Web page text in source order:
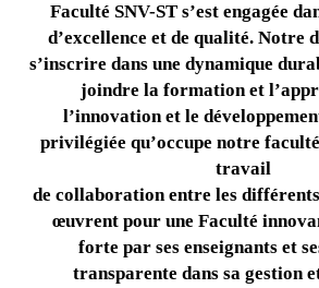
Faculté SNV-ST s’est engagée
d’excellence et de qualité. Notre
s’inscrire dans une dynamique
joindre la formation et
l’innovation et le
privilégiée qu’occupe notre
travail
de collaboration entre les
œuvrent pour une Faculté
forte par ses enseignants et
transparente dans sa gestion